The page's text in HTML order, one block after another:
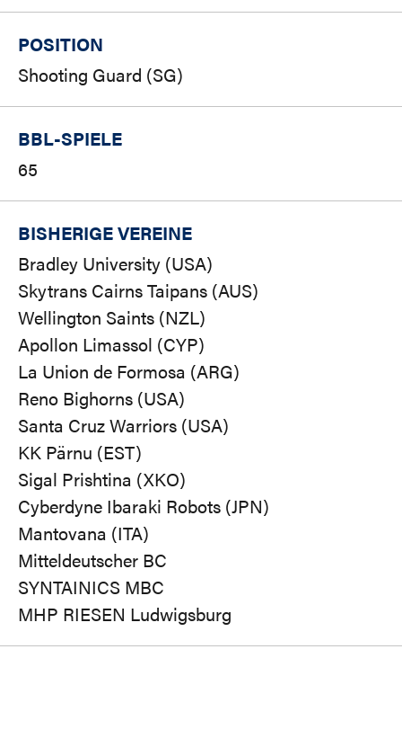
POSITION
Shooting Guard (SG)
BBL-SPIELE
65
BISHERIGE VEREINE
Bradley University (USA)
Skytrans Cairns Taipans (AUS)
Wellington Saints (NZL)
Apollon Limassol (CYP)
La Union de Formosa (ARG)
Reno Bighorns (USA)
Santa Cruz Warriors (USA)
KK Pärnu (EST)
Sigal Prishtina (XKO)
Cyberdyne Ibaraki Robots (JPN)
Mantovana (ITA)
Mitteldeutscher BC
SYNTAINICS MBC
MHP RIESEN Ludwigsburg